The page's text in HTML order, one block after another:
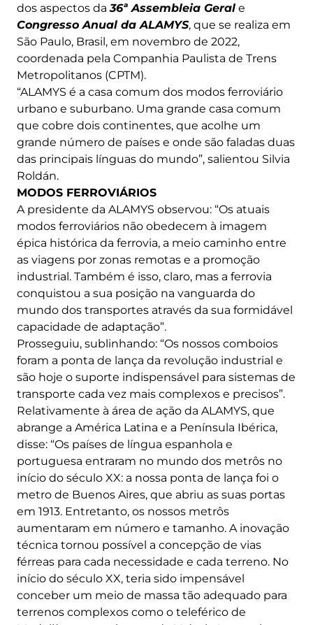
dos aspectos da36ª Assembleia Geral e
Congresso Anual da ALAMYS, que se realiza em
São Paulo, Brasil, em novembro de 2022,
coordenada pela Companhia Paulista de Trens
Metropolitanos (CPTM).
“ALAMYS é a casa comum dos modos ferroviário
urbano e suburbano. Uma grande casa comum
que cobre dois continentes, que acolhe um
grande número de países e onde são faladas duas
das principais línguas do mundo”, salientou Silvia
Roldán.
MODOS FERROVIÁRIOS
A presidente da ALAMYS observou: “Os atuais
modos ferroviários não obedecem à imagem
épica histórica da ferrovia, a meio caminho entre
as viagens por zonas remotas e a promoção
industrial. Também é isso, claro, mas a ferrovia
conquistou a sua posição na vanguarda do
mundo dos transportes através da sua formidável
capacidade de adaptação”.
Prosseguiu, sublinhando: “Os nossos comboios
foram a ponta de lança da revolução industrial e
são hoje o suporte indispensável para sistemas de
transporte cada vez mais complexos e precisos”.
Relativamente à área de ação da ALAMYS, que
abrange a América Latina e a Península Ibérica,
disse: “Os países de língua espanhola e
portuguesa entraram no mundo dos metrôs no
início do século XX: a nossa ponta de lança foi o
metro de Buenos Aires, que abriu as suas portas
em 1913. Entretanto, os nossos metrôs
aumentaram em número e tamanho. A inovação
técnica tornou possível a concepção de vias
férreas para cada necessidade e cada terreno. No
início do século XX, teria sido impensável
conceber um meio de massa tão adequado para
terrenos complexos como o teleférico de